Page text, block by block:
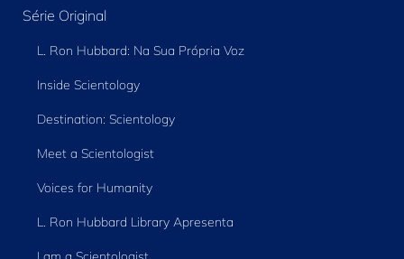
Série Original
L. Ron Hubbard: Na Sua Própria Voz
Inside Scientology
Destination: Scientology
Meet a Scientologist
Voices for Humanity
L. Ron Hubbard Library Apresenta